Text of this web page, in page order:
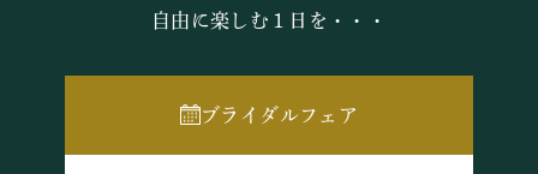
自由に楽しむ１日を・・・
ブライダルフェア